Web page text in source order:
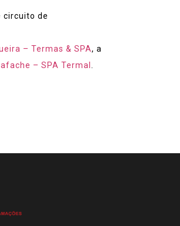
circuito de
– Termas & SPA, a
– SPA Termal